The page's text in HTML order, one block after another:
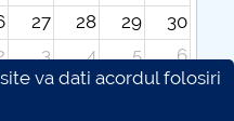
27 28 29
30
3 4 5
6
va dati acordul folosiri